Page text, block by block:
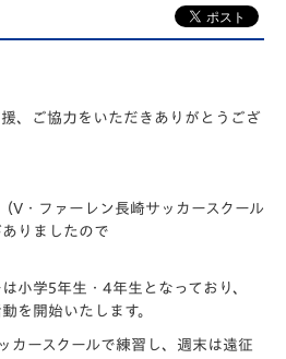
、ご協力をいただきありがとうござ
・ファーレン長崎サッカースクール
りましたので
小学5年生・4年生となっており、
を開始いたします。
カースクールで練習し、週末は遠征